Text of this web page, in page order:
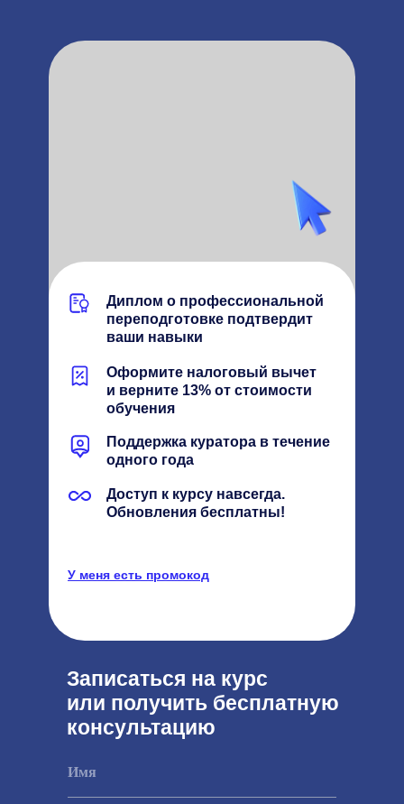
Доступ к курсу навсегда.
Обновления бесплатны!
Записаться на курс
или получить бесплатную
консультацию
Поддержка куратора в течение
одного года
У меня есть промокод
Оформите налоговый вычет
и верните 13% от стоимости
обучения
Диплом о профессиональной
переподготовке подтвердит
ваши навыки